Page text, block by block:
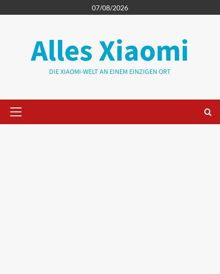
Inhalt
07/08/2026
Alles Xiaomi
DIE XIAOMI-WELT AN EINEM EINZIGEN ORT
Menü